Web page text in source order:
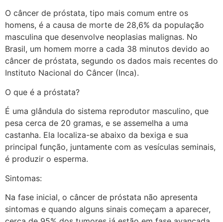
O câncer de próstata, tipo mais comum entre os
homens, é a causa de morte de 28,6% da população
masculina que desenvolve neoplasias malignas. No
Brasil, um homem morre a cada 38 minutos devido ao
câncer de próstata, segundo os dados mais recentes do
Instituto Nacional do Câncer (Inca).
O que é a próstata?
É uma glândula do sistema reprodutor masculino, que
pesa cerca de 20 gramas, e se assemelha a uma
castanha. Ela localiza-se abaixo da bexiga e sua
principal função, juntamente com as vesículas seminais,
é produzir o esperma.
Sintomas:
Na fase inicial, o câncer de próstata não apresenta
sintomas e quando alguns sinais começam a aparecer,